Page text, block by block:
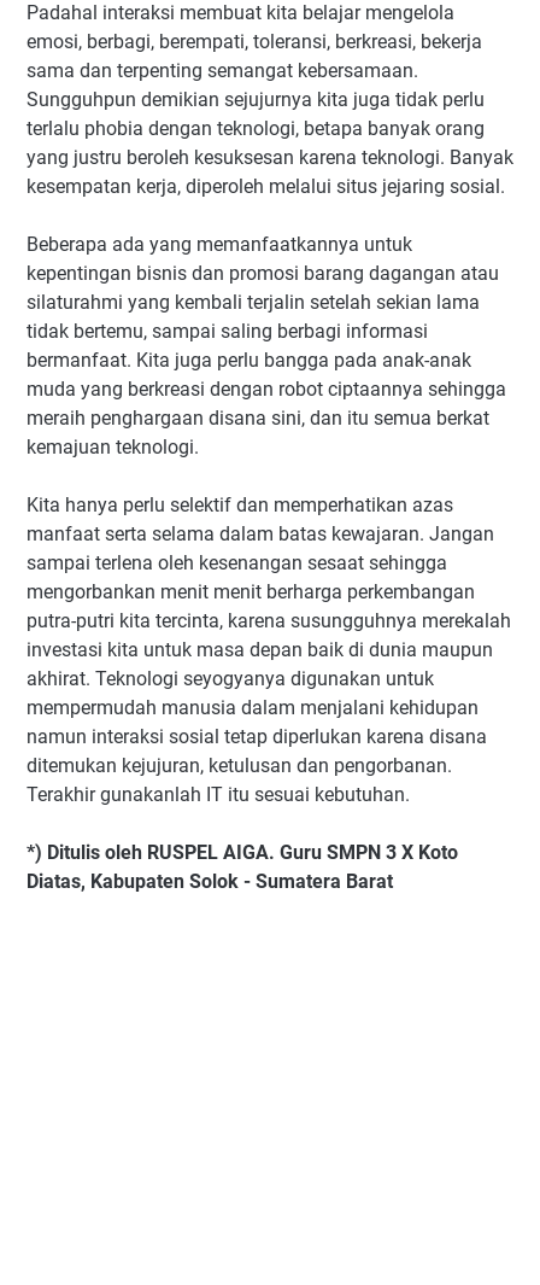
Padahal interaksi membuat kita belajar mengelola
emosi, berbagi, berempati, toleransi, berkreasi, bekerja
sama dan terpenting semangat kebersamaan.
Sungguhpun demikian sejujurnya kita juga tidak perlu
terlalu phobia dengan teknologi, betapa banyak orang
yang justru beroleh kesuksesan karena teknologi. Banyak
kesempatan kerja, diperoleh melalui situs jejaring sosial.
Beberapa ada yang memanfaatkannya untuk
kepentingan bisnis dan promosi barang dagangan atau
silaturahmi yang kembali terjalin setelah sekian lama
tidak bertemu, sampai saling berbagi informasi
bermanfaat. Kita juga perlu bangga pada anak-anak
muda yang berkreasi dengan robot ciptaannya sehingga
meraih penghargaan disana sini, dan itu semua berkat
kemajuan teknologi.
Kita hanya perlu selektif dan memperhatikan azas
manfaat serta selama dalam batas kewajaran. Jangan
sampai terlena oleh kesenangan sesaat sehingga
mengorbankan menit menit berharga perkembangan
putra-putri kita tercinta, karena susungguhnya merekalah
investasi kita untuk masa depan baik di dunia maupun
akhirat. Teknologi seyogyanya digunakan untuk
mempermudah manusia dalam menjalani kehidupan
namun interaksi sosial tetap diperlukan karena disana
ditemukan kejujuran, ketulusan dan pengorbanan.
Terakhir gunakanlah IT itu sesuai kebutuhan.
*) Ditulis oleh RUSPEL AIGA. Guru SMPN 3 X Koto
Diatas, Kabupaten Solok - Sumatera Barat